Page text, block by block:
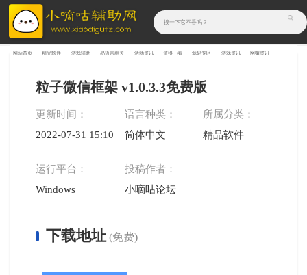
网站首页 精品软件 游戏辅助 易语言相关 活动资讯 值得一看 源码专区 游戏资讯 网赚资讯
粒子微信框架 v1.0.3.3免费版
更新时间：
2022-07-31 15:10:09
语言种类：
简体中文
所属分类：
精品软件
运行平台：
Windows
投稿作者：
小嘀咕论坛
下载地址 (免费)